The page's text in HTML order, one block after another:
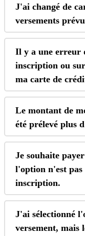
J'ai changé de
versements pré
Il y a une erreur
inscription ou sur
ma carte de cré
Le montant de
été prélevé plus d
Je souhaite payer
l'option n'est pas
inscription.
J'ai sélectionné l'
versement, mais